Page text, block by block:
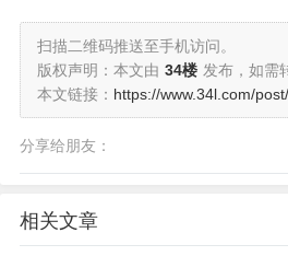
扫描二维码推送至手机访问。
版权声明：本文由 34楼 发布，如需
本文链接： https://www.34l.com/
分享给朋友：
相关文章